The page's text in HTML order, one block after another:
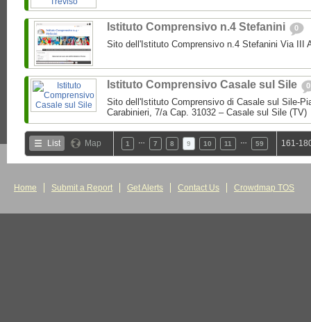
Istituto Comprensivo n.4 Stefanini 0
Sito dell'Istituto Comprensivo n.4 Stefanini Via III
Istituto Comprensivo Casale sul Sile 0
Sito dell'Istituto Comprensivo di Casale sul Sile-
Carabinieri, 7/a Cap. 31032 – Casale sul Sile (TV)
List Map 1 7 8 9 10 11 59 161-
Home Submit a Report Get Alerts Contact Us Crowdmap TOS